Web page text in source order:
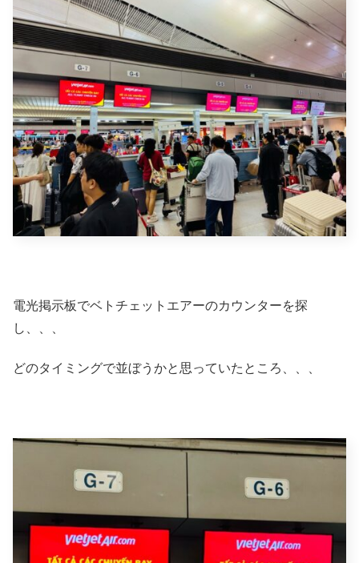
電光掲示板でベトチェットエアーのカウンターを探
し、、、
どのタイミングで並ぼうかと思っていたところ、、、